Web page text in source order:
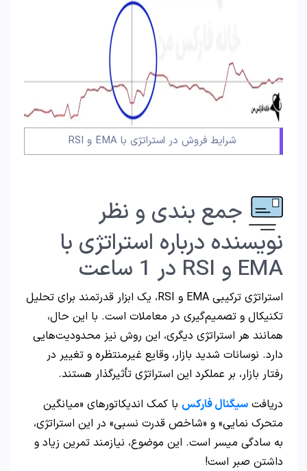
شرایط فروش در استراتژی با EMA‌ و RSI
جمع بندی و نظر
نویسنده درباره استراتژی با
EMA و RSI در 1 ساعت
استراتژی ترکیبی EMA و RSI، یک ابزار قدرتمند برای تحلیل
تکنیکال و تصمیم‌گیری در معاملات است. با این حال،
همانند هر استراتژی دیگری، این روش نیز محدودیت‌هایی
دارد. نوسانات شدید بازار، وقایع غیرمنتظره و تغییر در
رفتار بازار، بر عملکرد این استراتژی تأثیرگذار هستند.
دریافت سیگنال فارکس با کمک اندیکاتورهای «میانگین
متحرک نمایی» و «شاخص قدرت نسبی» در این استراتژی،
به سادگی میسر است. این موضوع، نیازمند تمرین زیاد و
داشتن صبر است!